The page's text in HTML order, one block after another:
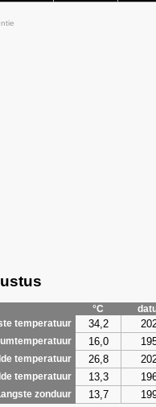
°C
temperatuur
34,2
16,0
temperatuur 26,8
temperatuur 13,3
zonduur 13,7